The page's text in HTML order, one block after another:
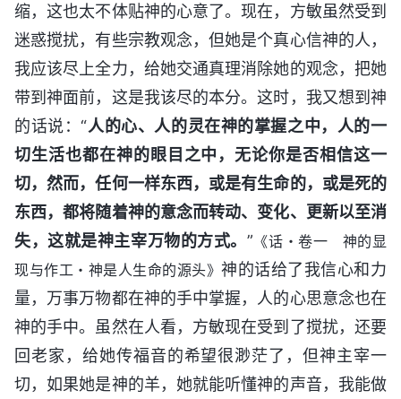
缩，这也太不体贴神的心意了。现在，方敏虽然受到
迷惑搅扰，有些宗教观念，但她是个真心信神的人，
我应该尽上全力，给她交通真理消除她的观念，把她
带到神面前，这是我该尽的本分。这时，我又想到神
的话说：“人的心、人的灵在神的掌握之中，人的一
切生活也都在神的眼目之中，无论你是否相信这一
切，然而，任何一样东西，或是有生命的，或是死的
东西，都将随着神的意念而转动、变化、更新以至消
失，这就是神主宰万物的方式。 ” 《话・卷一 神的显
现与作工・神是人生命的源头》神的话给了我信心和力
量，万事万物都在神的手中掌握，人的心思意念也在
神的手中。虽然在人看，方敏现在受到了搅扰，还要
回老家，给她传福音的希望很渺茫了，但神主宰一
切，如果她是神的羊，她就能听懂神的声音，我能做